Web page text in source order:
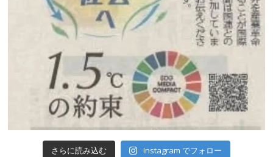
さらに読み込む Instagram でフォロー